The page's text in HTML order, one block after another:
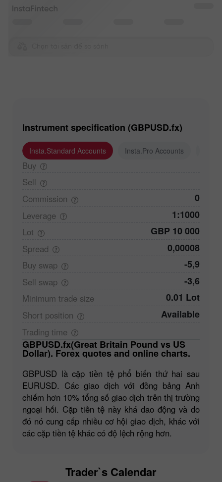
Instrument specification (GBPUSD.fx)
Insta.Standard Accounts Insta.Pro Accounts
Buy
Sell
Commission
0
Leverage 1:1000
Lot GBP 10 000
Spread 0,00008
Buy swap -5,9
Sell swap -3,6
Minimum trade size 0.01 Lot
Short position Available
Trading time
GBPUSD.fx(Great Britain Pound vs US
Dollar). Forex quotes and online charts.
GBPUSD là cặp tiền tệ phổ biến thứ hai sau
EURUSD. Các giao dịch với đồng bảng Anh
chiếm hơn 10% tổng số giao dịch trên thị trường
ngoại hối. Cặp tiền tệ này khá dao động và do
đó nó cung cấp nhiều cơ hội giao dịch, khác với
các cặp tiền tệ khác có độ lệch rộng hơn.
Trader`s Calendar